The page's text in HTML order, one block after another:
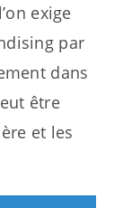
exige
par
dans
être
et les